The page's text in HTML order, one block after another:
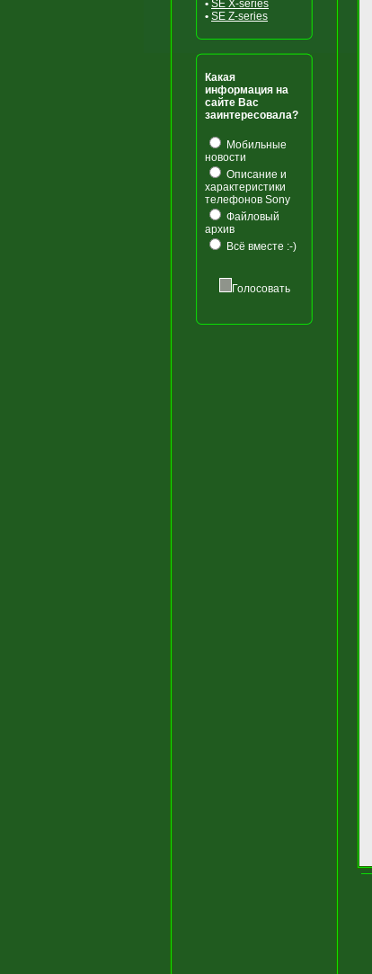
• SE X-series
• SE Z-series
Какая
информация на
сайте Вас
заинтересовала?
Мобильные
новости
Описание и
характеристики
телефонов Sony
Файловый
архив
Всё вместе :-)
Голосовать